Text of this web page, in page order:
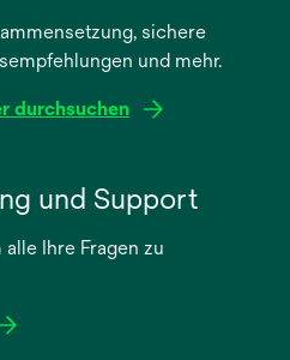
sichere
und mehr.
durchsuchen
und Support
Ihre Fragen zu